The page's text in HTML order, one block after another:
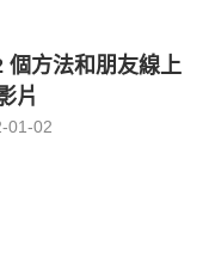
方法和朋友線上
片
01-02